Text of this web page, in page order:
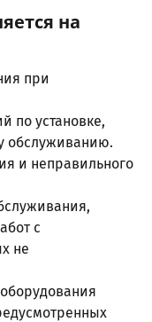
на
при
по установке,
обслуживанию.
и неправильного
с
не